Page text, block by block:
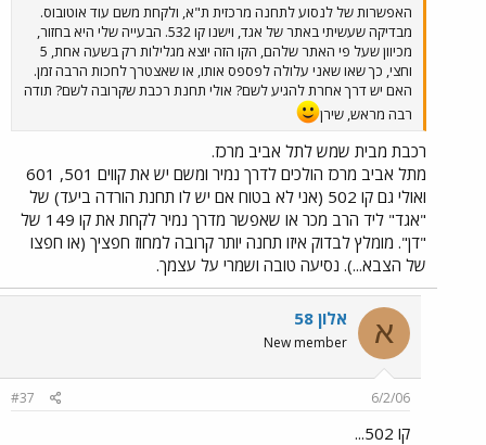
האפשרות של לנסוע לתחנה מרכזית ת"א, ולקחת משם עוד אוטובוס.
מבדיקה שעשיתי באתר של אגד, וישנו קו 532. הבעייה שלי היא בחזור,
מכיוון שעל פי האתר שלהם, הקו הזה יוצא מגלילות רק בשעה אחת, 5
וחצי, כך שאו שאני עלולה לפספס אותו, או שאצטרך לחכות הרבה זמן.
האם יש דרך אחרת להגיע לשם? אולי תחנת רכבת שקרובה לשם? תודה
רבה מראש, שירן
רכבת מבית שמש לתל אביב מרכז.
מתל אביב מרכז הולכים לדרך נמיר ומשם יש את קווים 501, 601
ואולי גם קו 502 (אני לא בטוח אם יש לו תחנת הורדה ביעד) של
"אגד" ליד הרב מכר או שאפשר מדרך נמיר לקחת את קו 149 של
"דן". מומלץ לבדוק איזו תחנה יותר קרובה למחוז חפציך (או חפצו
של הצבא...). נסיעה טובה ושמרי על עצמך.
א אלון 58
New member
6/2/06
#37
קו 502...